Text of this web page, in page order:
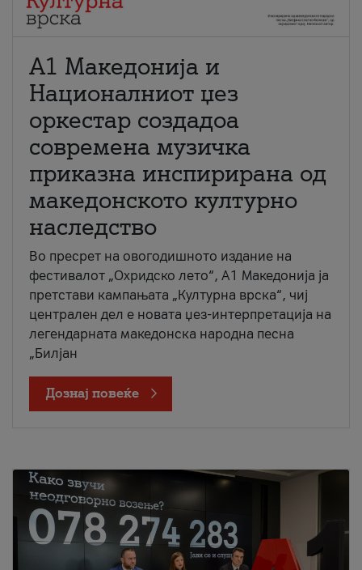
А1 Македонија и
Националниот џез
оркестар создадоа
современа музичка
приказна инспирирана од
македонското културно
наследство
Во пресрет на овогодишното издание на
фестивалот „Охридско лето“, А1 Македонија ја
претстави кампањата „Културна врска“, чиј
централен дел е новата џез-интерпретација на
легендарната македонска народна песна
„Билјан
Дознај повеќе